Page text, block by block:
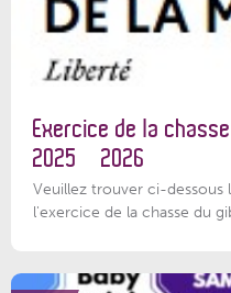
Exercice de la
2025 – 2026
Veuillez trouver ci-
l'exercice de la chasse du